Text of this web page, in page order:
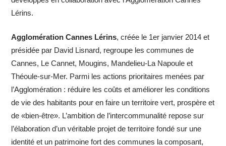
Lérins.
Agglomération Cannes Lérins, créée le 1er janvier 2014 et
présidée par David Lisnard, regroupe les communes de
Cannes, Le Cannet, Mougins, Mandelieu-La Napoule et
Théoule-sur-Mer. Parmi les actions prioritaires menées par
l’Agglomération : réduire les coûts et améliorer les conditions
de vie des habitants pour en faire un territoire vert, prospère et
de «bien-être». L’ambition de l’intercommunalité repose sur
l’élaboration d’un véritable projet de territoire fondé sur une
identité et un patrimoine fort des communes la composant,